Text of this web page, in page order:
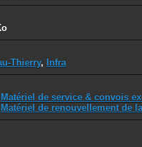
Thierry, Infra
Matériel de service & convois
Matériel de renouvellement de